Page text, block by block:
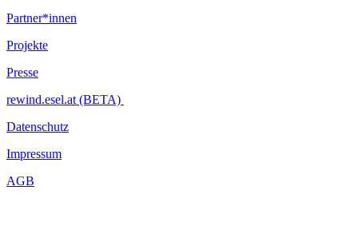
Partner*innen
Projekte
Presse
rewind.esel.at (BETA)
Datenschutz
Impressum
AGB